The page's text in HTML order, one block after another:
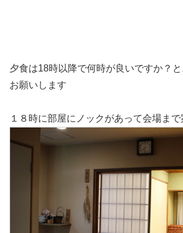
夕食は18時以降で何時が良いですか？
お願いします
１８時に部屋にノックがあって会場まで